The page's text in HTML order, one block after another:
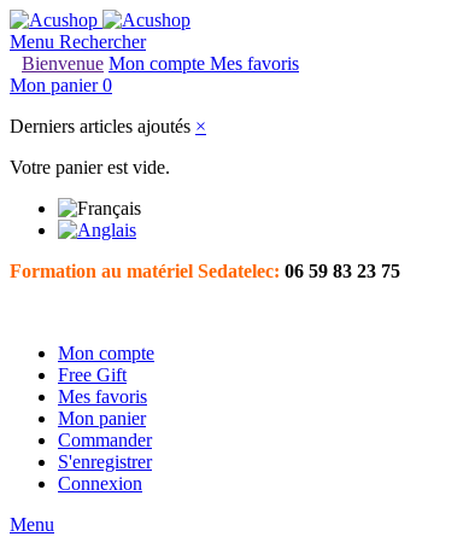
Menu Rechercher
Bienvenue Mon compte Mes favoris
Mon panier 0
Derniers articles ajoutés ×
Votre panier est vide.
Formation au matériel Sedatelec: 06 59 83 23 75
Mon compte
Free Gift
Mes favoris
Mon panier
Commander
S'enregistrer
Connexion
Menu